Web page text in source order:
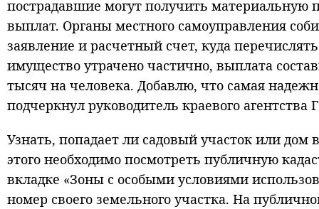
пострадавшие могут получить материальную
выплат. Органы местного самоуправления
заявление и расчетный счет, куда
имущество утрачено частично, выплата
тысяч на человека. Добавлю, что самая
подчеркнул руководитель краевого
Узнать, попадает ли садовый участок или
этого необходимо посмотреть публичную
вкладке «Зоны с особыми условиями
номер своего земельного участка. На